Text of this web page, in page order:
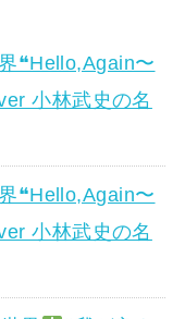
❝Hello,Again〜
小林武史の名
❝Hello,Again〜
小林武史の名